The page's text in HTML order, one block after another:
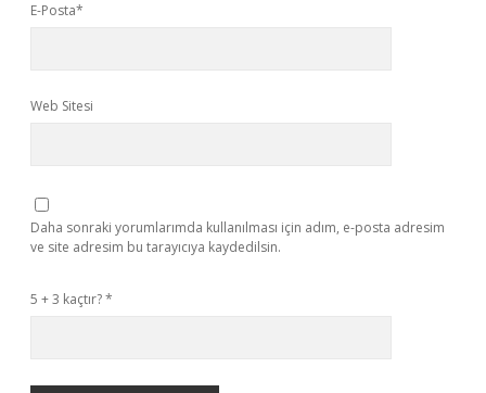
E-Posta*
Web Sitesi
Daha sonraki yorumlarımda kullanılması için adım, e-posta adresim
ve site adresim bu tarayıcıya kaydedilsin.
5 + 3 kaçtır?*